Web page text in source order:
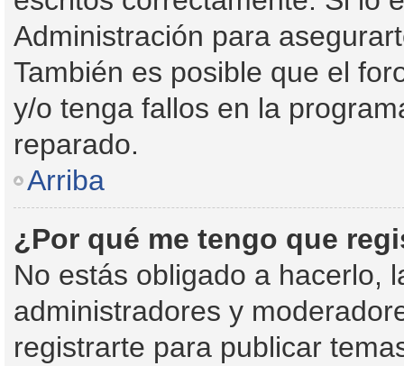
Administración para
También es posible que el
y/o tenga fallos en la
reparado.
Arriba
¿Por qué me tengo que
No estás obligado a hacerlo,
administradores y
registrarte para publicar